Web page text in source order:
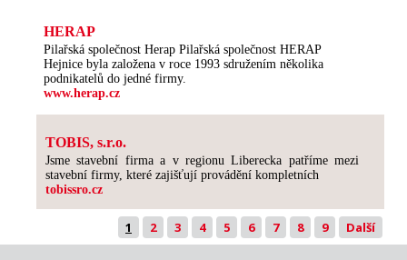
HERAP
Pilařská společnost Herap Pilařská společnost HERAP
Hejnice byla založena v roce 1993 sdružením několika
podnikatelů do jedné firmy.
www.herap.cz
TOBIS, s.r.o.
Jsme stavební firma a v regionu Liberecka patříme mezi
stavební firmy, které zajišťují provádění kompletních
tobissro.cz
1 2 3 4 5 6 7 8 9 Další